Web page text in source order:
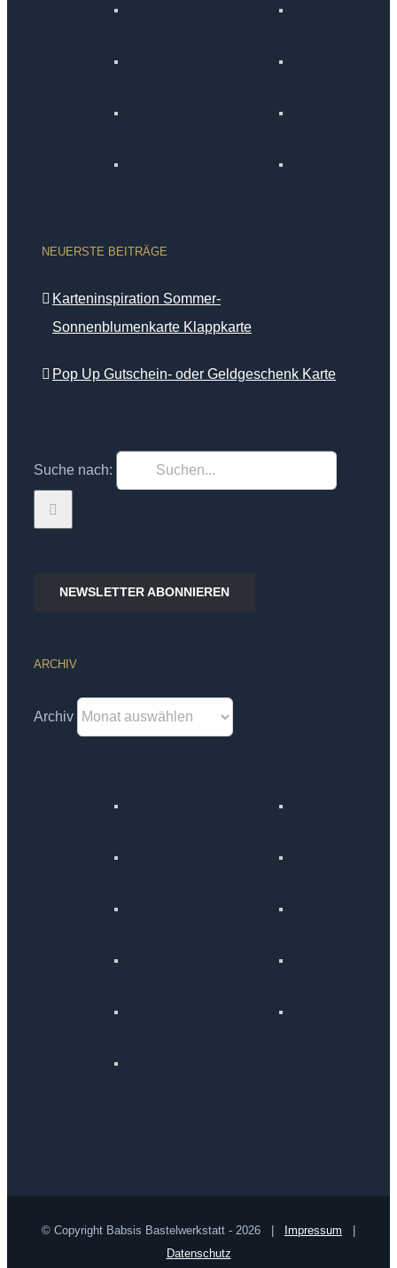
NEUERSTE BEITRÄGE
Karteninspiration Sommer-
Sonnenblumenkarte Klappkarte
Pop Up Gutschein- oder Geldgeschenk Karte
Suche nach:
NEWSLETTER ABONNIEREN
ARCHIV
Archiv
© Copyright Babsis Bastelwerkstatt - 2026 | Impressum
Datenschutz